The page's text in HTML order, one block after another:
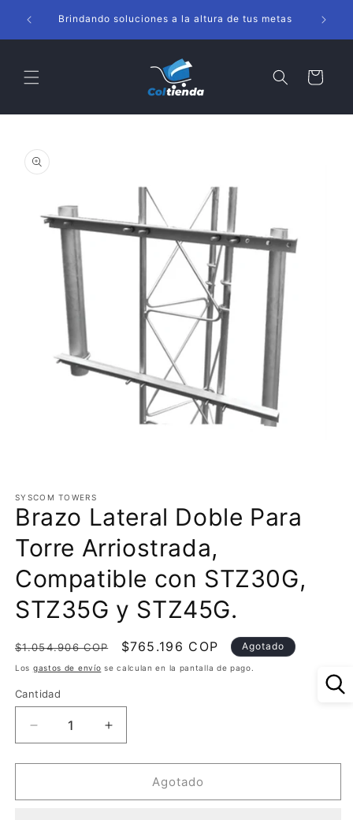
directamenteBrindando soluciones a la altura de tus metas
Carrito
a la
información
multimedia
1
en
ventana
modal
SYSCOM TOWERS
Brazo Lateral Doble Para
Torre Arriostrada,
Compatible con STZ30G,
STZ35G y STZ45G.
Precio
habitual
$1.054.906 COP
Precio
de
$765.196 COP Agotado
Los gastos de envío se calculan en la pantalla de pago.
Cantidad
Reducir
cantidad
para
Lateral
Aumentar
cantidad
para
Lateral
Agotado